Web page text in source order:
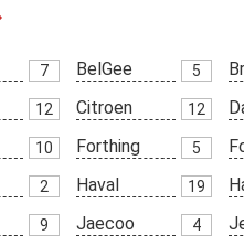
7 BelGee 5
12 Citroen 12
10 Forthing 5
2 Haval 19
9 Jaecoo 4